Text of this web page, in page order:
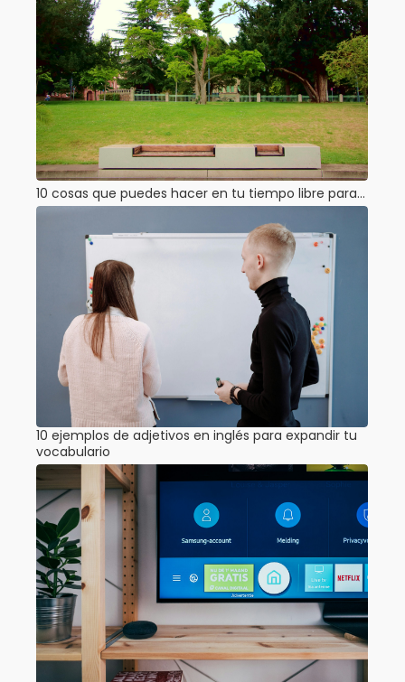
10 cosas que puedes hacer en tu tiempo libre para…
10 ejemplos de adjetivos en inglés para expandir tu
vocabulario